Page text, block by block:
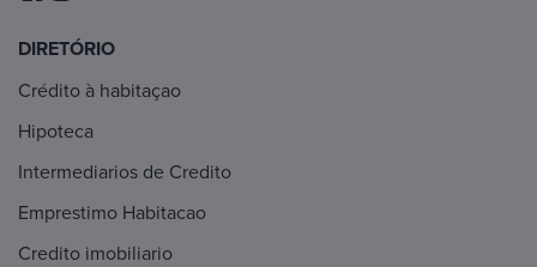
DIRETÓRIO
Crédito à habitaçao
Hipoteca
Intermediarios de Credito
Emprestimo Habitacao
Credito imobiliario